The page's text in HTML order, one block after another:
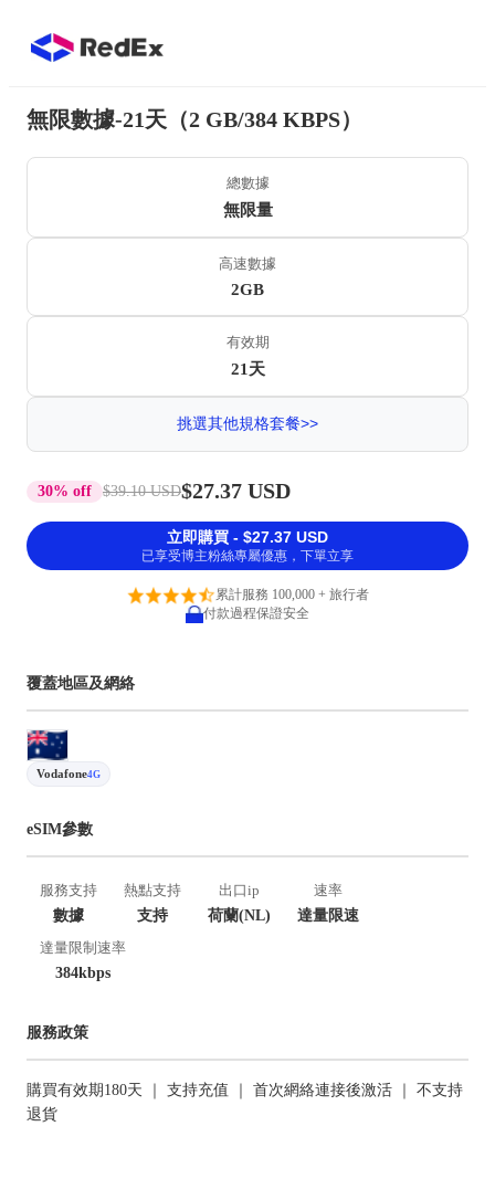
無限數據-21天（2 GB/384 KBPS）
總數據
無限量
高速數據
2GB
有效期
21天
挑選其他規格套餐>>
30% off $39.10 USD$27.37 USD
立即購買 - $27.37 USD
已享受博主粉絲專屬優惠，下單立享
累計服務 100,000 + 旅行者
付款過程保證安全
覆蓋地區及網絡
Vodafone4G
eSIM參數
服務支持
數據
熱點支持
支持
出口ip
荷蘭(NL)
速率
達量限速
達量限制速率
384kbps
服務政策
購買有效期180天 ｜ 支持充值 ｜ 首次網絡連接後激活 ｜ 不支持
退貨